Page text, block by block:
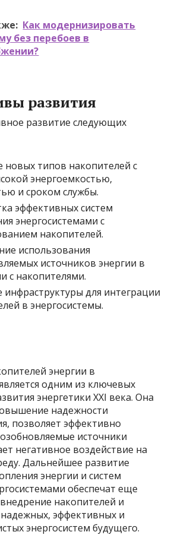
Как модернизировать
без перебоев в
развития
развитие следующих
новых типов накопителей с
энергоемкостью,
и сроком службы.
эффективных систем
энергосистемами с
накопителей.
использования
источников энергии в
с накопителями.
инфраструктуры для интеграции
в энергосистемы.
энергии в
одним из ключевых
энергетики XXI века. Она
надежности
позволяет эффективно
источники
негативное воздействие на
Дальнейшее развитие
энергии и систем
обеспечат еще
накопителей и
эффективных и
энергосистем будущего.